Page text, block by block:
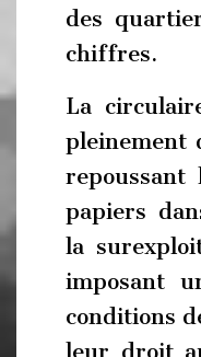
des
chiffres.
La
pleinement
repoussant
papiers
la
imposant
conditions
leur droit